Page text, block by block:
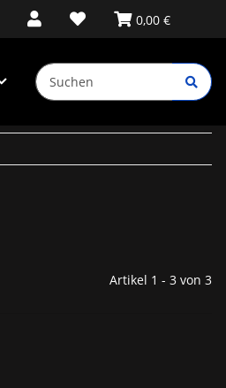
0,00 €
Artikel 1 - 3 von 3